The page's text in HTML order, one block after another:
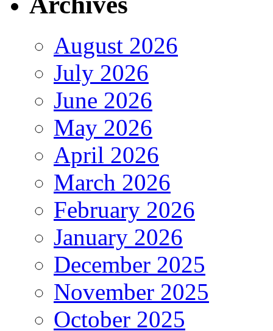
August 2026
July 2026
June 2026
May 2026
April 2026
March 2026
February 2026
January 2026
December 2025
November 2025
October 2025